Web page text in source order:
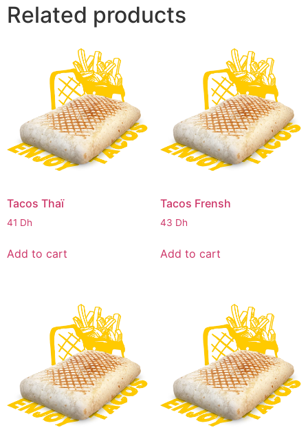
Related products
Tacos Thaï
41 Dh
Add to cart
Tacos Frensh
43 Dh
Add to cart